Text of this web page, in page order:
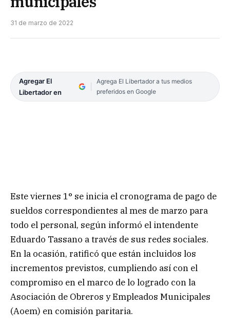
31 de marzo de 2022
Agregar El
Libertador en
Agrega El Libertador a tus medios
preferidos en Google
Este viernes 1° se inicia el cronograma de pago de
sueldos correspondientes al mes de marzo para
todo el personal, según informó el intendente
Eduardo Tassano a través de sus redes sociales.
En la ocasión, ratificó que están incluidos los
incrementos previstos, cumpliendo así con el
compromiso en el marco de lo logrado con la
Asociación de Obreros y Empleados Municipales
(Aoem) en comisión paritaria.